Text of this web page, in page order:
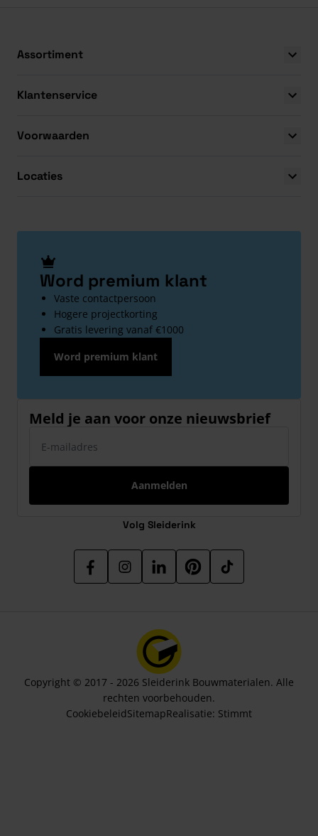
Assortiment
Klantenservice
Voorwaarden
Locaties
Word premium klant
Vaste contactpersoon
Hogere projectkorting
Gratis levering vanaf €1000
Word premium klant
Meld je aan voor onze nieuwsbrief
Aanmelden
Volg Sleiderink
Copyright © 2017 - 2026 Sleiderink Bouwmaterialen. Alle
rechten voorbehouden.
CookiebeleidSitemapRealisatie: Stimmt